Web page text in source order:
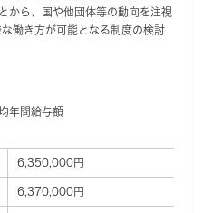
から、国や他団体等の動向を注視
働き方が可能となる制度の検討
年間給与額
6,350,000円
6,370,000円